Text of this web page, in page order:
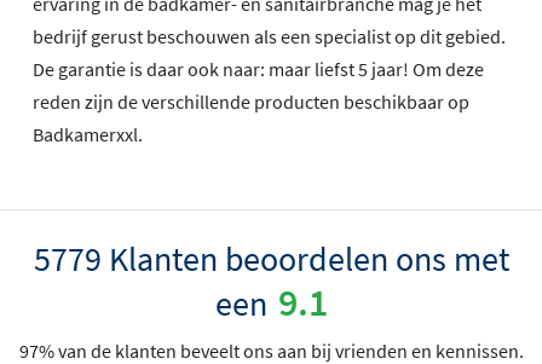
bedrijf gerust beschouwen als een specialist op dit gebied.
De garantie is daar ook naar: maar liefst 5 jaar! Om deze
reden zijn de verschillende producten beschikbaar op
Badkamerxxl.
5779 Klanten beoordelen ons met
een 9.1
97% van de klanten beveelt ons aan bij vrienden en kennissen.